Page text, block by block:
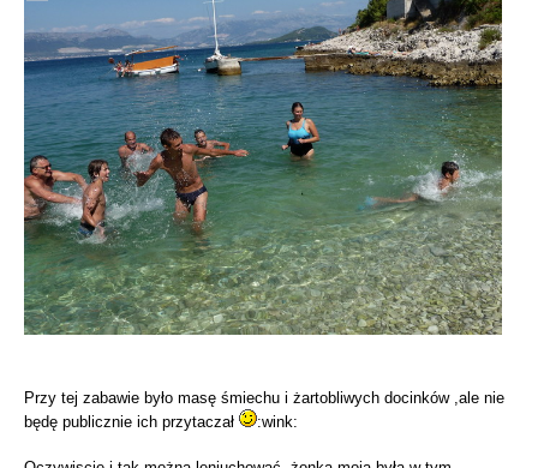
Przy tej zabawie było masę śmiechu i żartobliwych docinków ,ale nie
będę publicznie ich przytaczał
:wink: